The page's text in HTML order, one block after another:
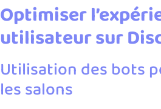
Optimiser
utilisateur sur
Utilisation des bots
les salons